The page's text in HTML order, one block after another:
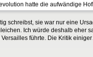
hatte die aufwändige
schreibst, sie war nur eine
Ich würde deshalb eher
führte. Die Kritik